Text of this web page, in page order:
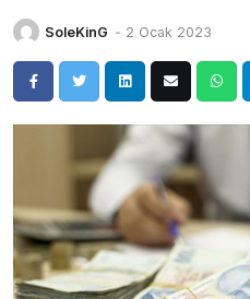
SoleKinG - 2 Ocak 2023